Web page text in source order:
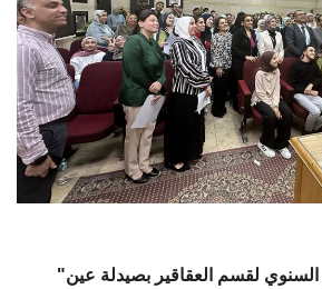
"انطلاق المؤتمر العلمي السنوي لقسم العقاقير بصيدلة عين